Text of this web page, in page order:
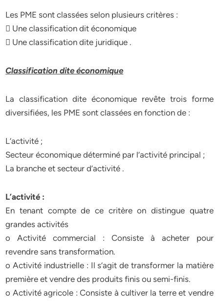
Les PME sont classées selon plusieurs critères :
 Une classification dit économique
 Une classification dite juridique .
Classification dite économique
La classification dite économique revête trois forme
diversifiées, les PME sont classées en fonction de :
L‘activité ;
Secteur économique déterminé par l’activité principal ;
La branche et secteur d’activité .
L’activité :
En tenant compte de ce critère on distingue quatre
grandes activités
o Activité commercial : Consiste à acheter pour
revendre sans transformation.
o Activité industrielle : Il s’agit de transformer la matière
première et vendre des produits finis ou semi-finis.
o Activité agricole : Consiste à cultiver la terre et vendre